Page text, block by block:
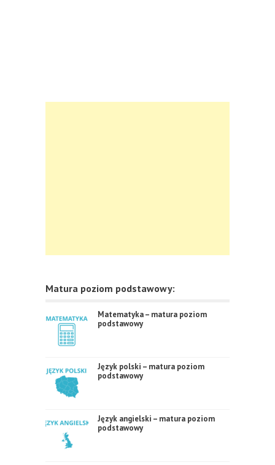
Matura poziom podstawowy:
Matematyka – matura poziom
podstawowy
Język polski – matura poziom
podstawowy
Język angielski – matura poziom
podstawowy